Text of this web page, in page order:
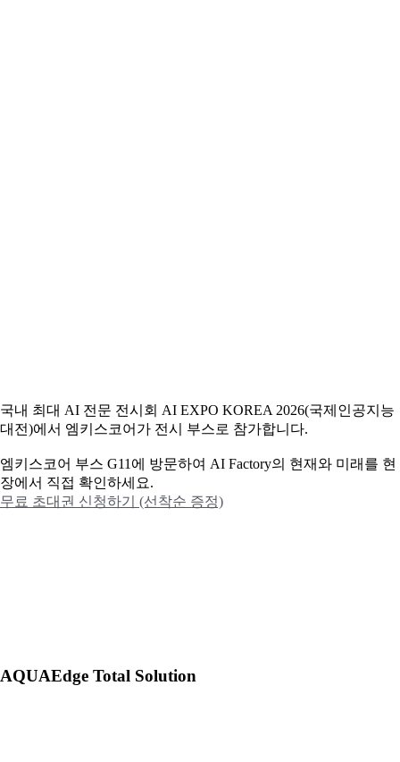
국내 최대 AI 전문 전시회 AI EXPO KOREA 2026(국제인공지능
대전)에서 엠키스코어가 전시 부스로 참가합니다.
엠키스코어 부스 G11에 방문하여 AI Factory의 현재와 미래를 현
장에서 직접 확인하세요.
무료 초대권 신청하기 (선착순 증정)
AQUAEdge Total Solution